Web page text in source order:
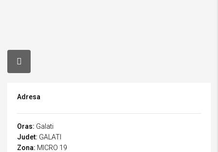
Adresa
Oras: Galati
Judet: GALATI
Zona: MICRO 19